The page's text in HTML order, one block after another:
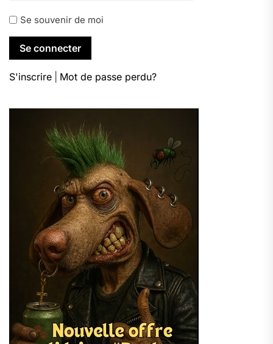
Se souvenir de moi
S'inscrire Mot de passe perdu?